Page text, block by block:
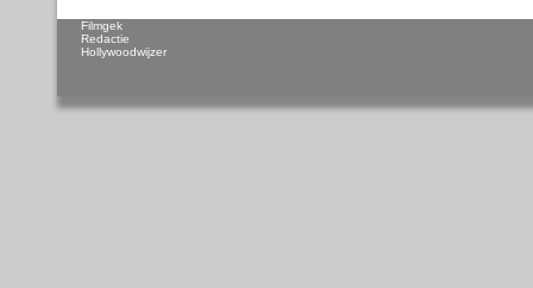
Filmgek
Redactie
Hollywoodwijzer